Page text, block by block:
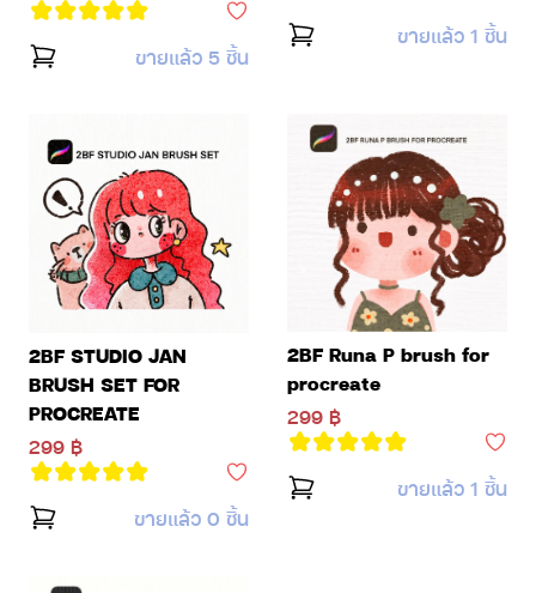
ขายแล้ว 5 ชิ้น
ขายแล้ว 1 ชิ้น
2BF STUDIO JAN
BRUSH SET FOR
PROCREATE
299 ฿
ขายแล้ว 0 ชิ้น
2BF Runa P brush for
procreate
299 ฿
ขายแล้ว 1 ชิ้น